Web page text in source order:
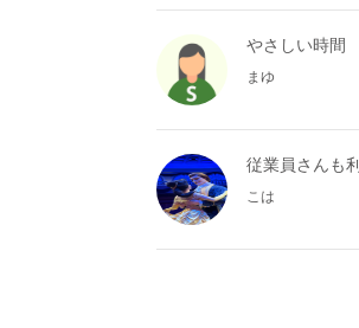
やさしい時間
まゆ
従業員さんも
こは